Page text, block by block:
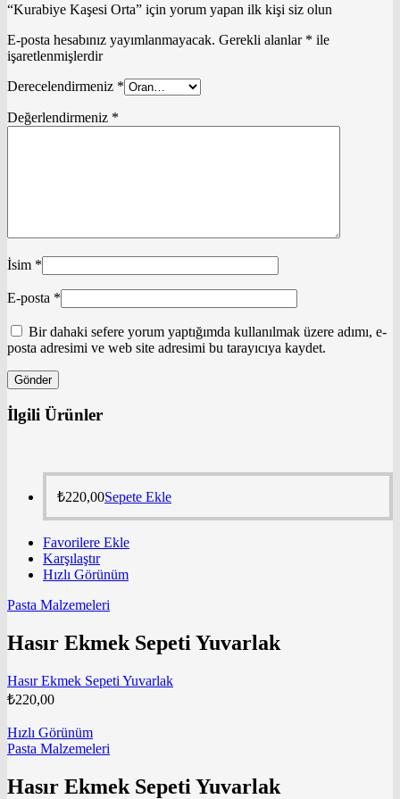
“Kurabiye Kaşesi Orta” için yorum yapan ilk kişi siz olun
E-posta hesabınız yayımlanmayacak. Gerekli alanlar * ile
işaretlenmişlerdir
Derecelendirmeniz *
Değerlendirmeniz *
İsim *
E-posta *
Bir dahaki sefere yorum yaptığımda kullanılmak üzere adımı, e-
posta adresimi ve web site adresimi bu tarayıcıya kaydet.
İlgili Ürünler
₺220,00Sepete Ekle
Favorilere Ekle
Karşılaştır
Hızlı Görünüm
Pasta Malzemeleri
Hasır Ekmek Sepeti Yuvarlak
Hasır Ekmek Sepeti Yuvarlak
₺220,00
Hızlı Görünüm
Pasta Malzemeleri
Hasır Ekmek Sepeti Yuvarlak